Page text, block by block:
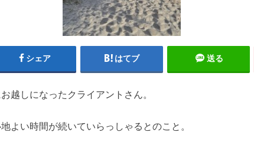
シェア はてブ 送る
越しになったクライアントさん。
よい時間が続いていらっしゃるとのこと。